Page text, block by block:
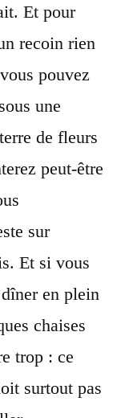
Et pour
recoin rien
pouvez
une
de fleurs
peut-être
sur
Et si vous
en plein
chaises
trop : ce
surtout pas